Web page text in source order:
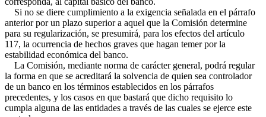
Si no se diere cumplimiento a la exigencia señalada en el párrafo
anterior por un plazo superior a aquel que la Comisión determine
para su regularización, se presumirá, para los efectos del artículo
117, la ocurrencia de hechos graves que hagan temer por la
estabilidad económica del banco.
La Comisión, mediante norma de carácter general, podrá regular
la forma en que se acreditará la solvencia de quien sea controlador
de un banco en los términos establecidos en los párrafos
precedentes, y los casos en que bastará que dicho requisito lo
cumpla alguna de las entidades a través de las cuales se ejerce este